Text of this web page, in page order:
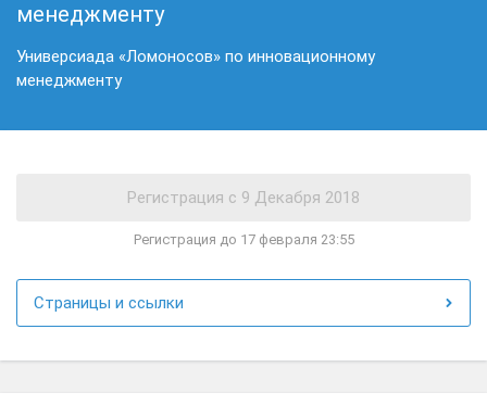
менеджменту
Универсиада «Ломоносов» по инновационному
менеджменту
Регистрация до 17 февраля 23:55
Страницы и ссылки